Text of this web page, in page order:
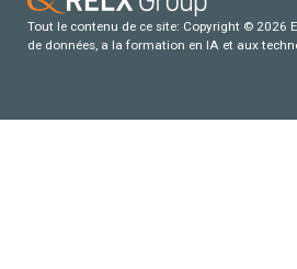
Tout le contenu de ce site: Copyright © 2026
de données, a la formation en IA et aux